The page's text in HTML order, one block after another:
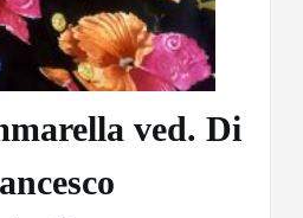
ved. Di